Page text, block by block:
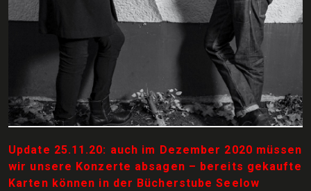
Update 25.11.20: auch im Dezember 2020 müssen
wir unsere Konzerte absagen – bereits gekaufte
Karten können in der Bücherstube Seelow